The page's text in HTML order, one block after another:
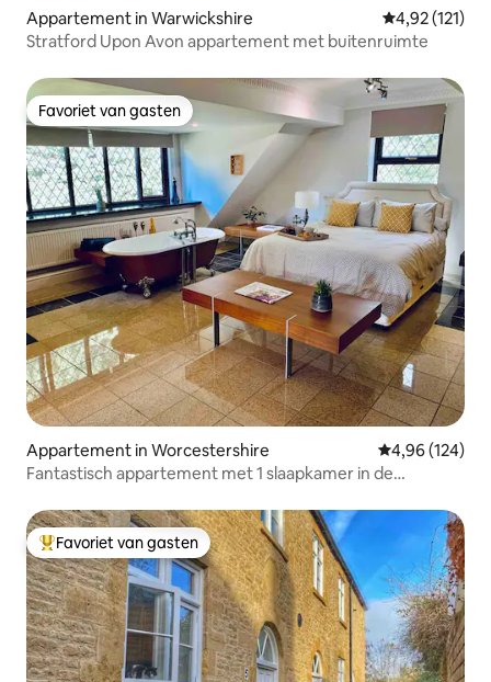
Appartement in Warwickshire Gemiddelde
4,92 (121)
Stratford Upon Avon appartement met buitenruimte
Favoriet van gasten
Favoriet van gasten
Appartement in Worcestershire Gemiddelde
4,96 (124)
Fantastisch appartement met 1 slaapkamer in de
Topfavoriet van gasten
Favoriet van gasten